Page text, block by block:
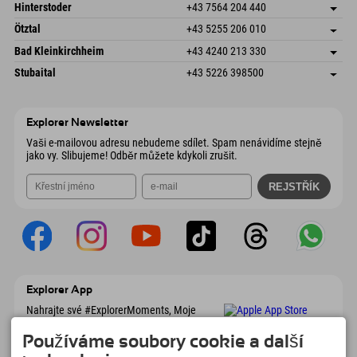
Rakousko
Objednat
Schmiedau 2
Rakousko
Uložit adresu
Objednat
Hinterstoder +43 7564 204 440
Freizeitpark 10
Rakousko
Uložit adresu
Objednat
Ötztal +43 5255 206 010
Gscheat 14
Rakousko
Uložit adresu
Objednat
Bad Kleinkirchheim +43 4240 213 330
Dorfstraße 24
Uložit adresu
Stubaital +43 5226 398500
Explorer Newsletter
Vaši e-mailovou adresu nebudeme sdílet. Spam nenávidíme stejně
jako vy. Slibujeme! Odběr můžete kdykoli zrušit.
Explorer App
Nahrajte své #ExplorerMoments, Moje
seznamem míst, která chcete navštívit,
přehledem restaurací a mnoha dalšími
Používáme soubory cookie a další